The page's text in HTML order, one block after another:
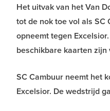
Het uitvak van het Van
tot de nok toe vol als SC
opneemt tegen
beschikbare kaarten zijn
SC Cambuur neemt het
Excelsior. De wedstrijd